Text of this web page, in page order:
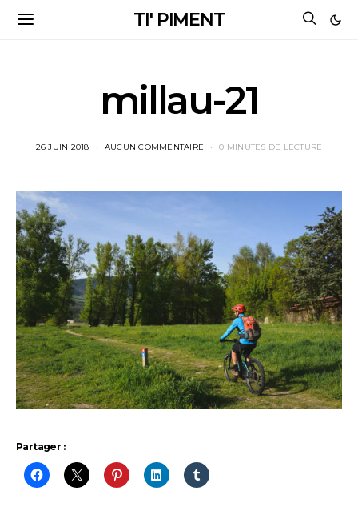
TI' PIMENT
millau-21
26 JUIN 2018 AUCUN COMMENTAIRE 0 MINUTES DE LECTURE
Partager :